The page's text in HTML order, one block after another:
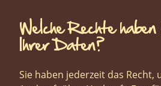
Welche Rechte
Ihrer Daten?
Sie haben jederzeit das Recht,